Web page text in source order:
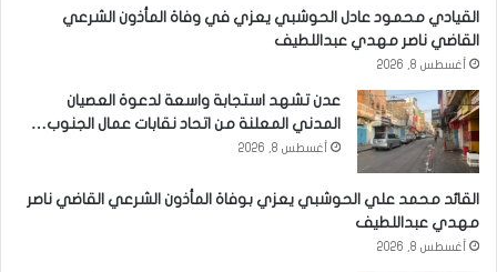
القيادي محمود عادل الحوشبي يعزي في وفاة المأذون الشرعي
القاضي ناصر مهدي عبداللطيف
أغسطس 8, 2026
عدن تشهد استجابة واسعة لدعوة العصيان
المدني المعلنة من اتحاد نقابات عمال الجنوب…
أغسطس 8, 2026
القائد محمد علي الحوشبي يعزي بوفاة المأذون الشرعي القاضي ناصر
مهدي عبداللطيف
أغسطس 8, 2026